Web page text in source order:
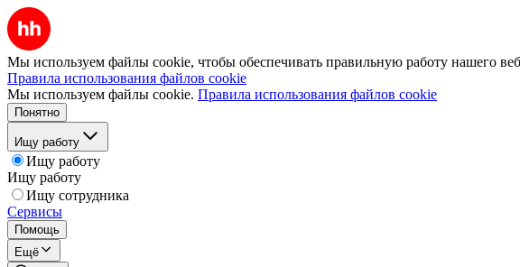
Мы используем файлы cookie, чтобы обеспечивать правильную работу нашего
Правила использования файлов cookie
Мы используем файлы cookie. Правила использования файлов cookie
Понятно
Ищу работу
Ищу работу
Ищу работу
Ищу сотрудника
Сервисы
Помощь
Ещё